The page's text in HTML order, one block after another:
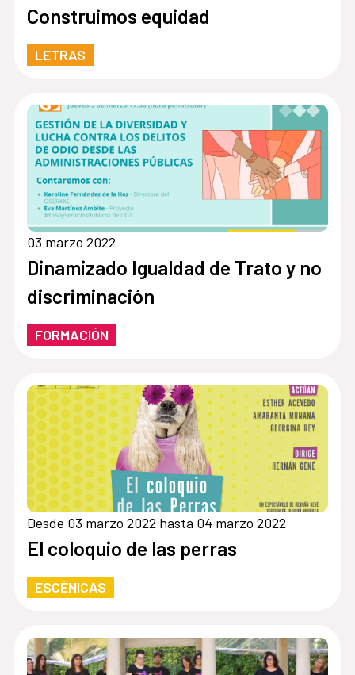
Construimos equidad
LETRAS
03 marzo 2022
Dinamizado Igualdad de Trato y no
discriminación
FORMACIÓN
Desde 03 marzo 2022 hasta 04 marzo 2022
El coloquio de las perras
ESCÉNICAS